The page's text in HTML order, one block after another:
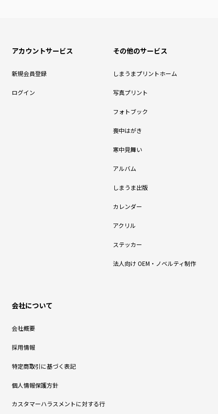
アカウントサービス
新規会員登録
ログイン
その他のサービス
しまうまプリントホーム
写真プリント
フォトブック
喪中はがき
寒中見舞い
アルバム
しまうま出版
カレンダー
アクリル
ステッカー
法人向け OEM・ノベルティ制作
会社について
会社概要
採用情報
特定商取引に基づく表記
個人情報保護方針
カスタマーハラスメントに対する行